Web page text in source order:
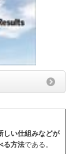
しい仕組みなどが
る方法である。